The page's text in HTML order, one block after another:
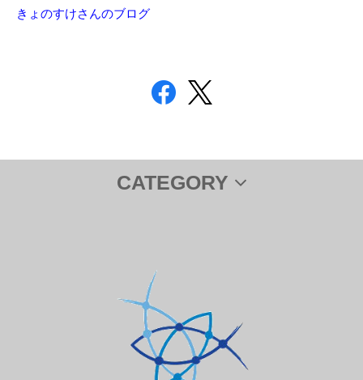
きょのすけさんのブログ
CATEGORY